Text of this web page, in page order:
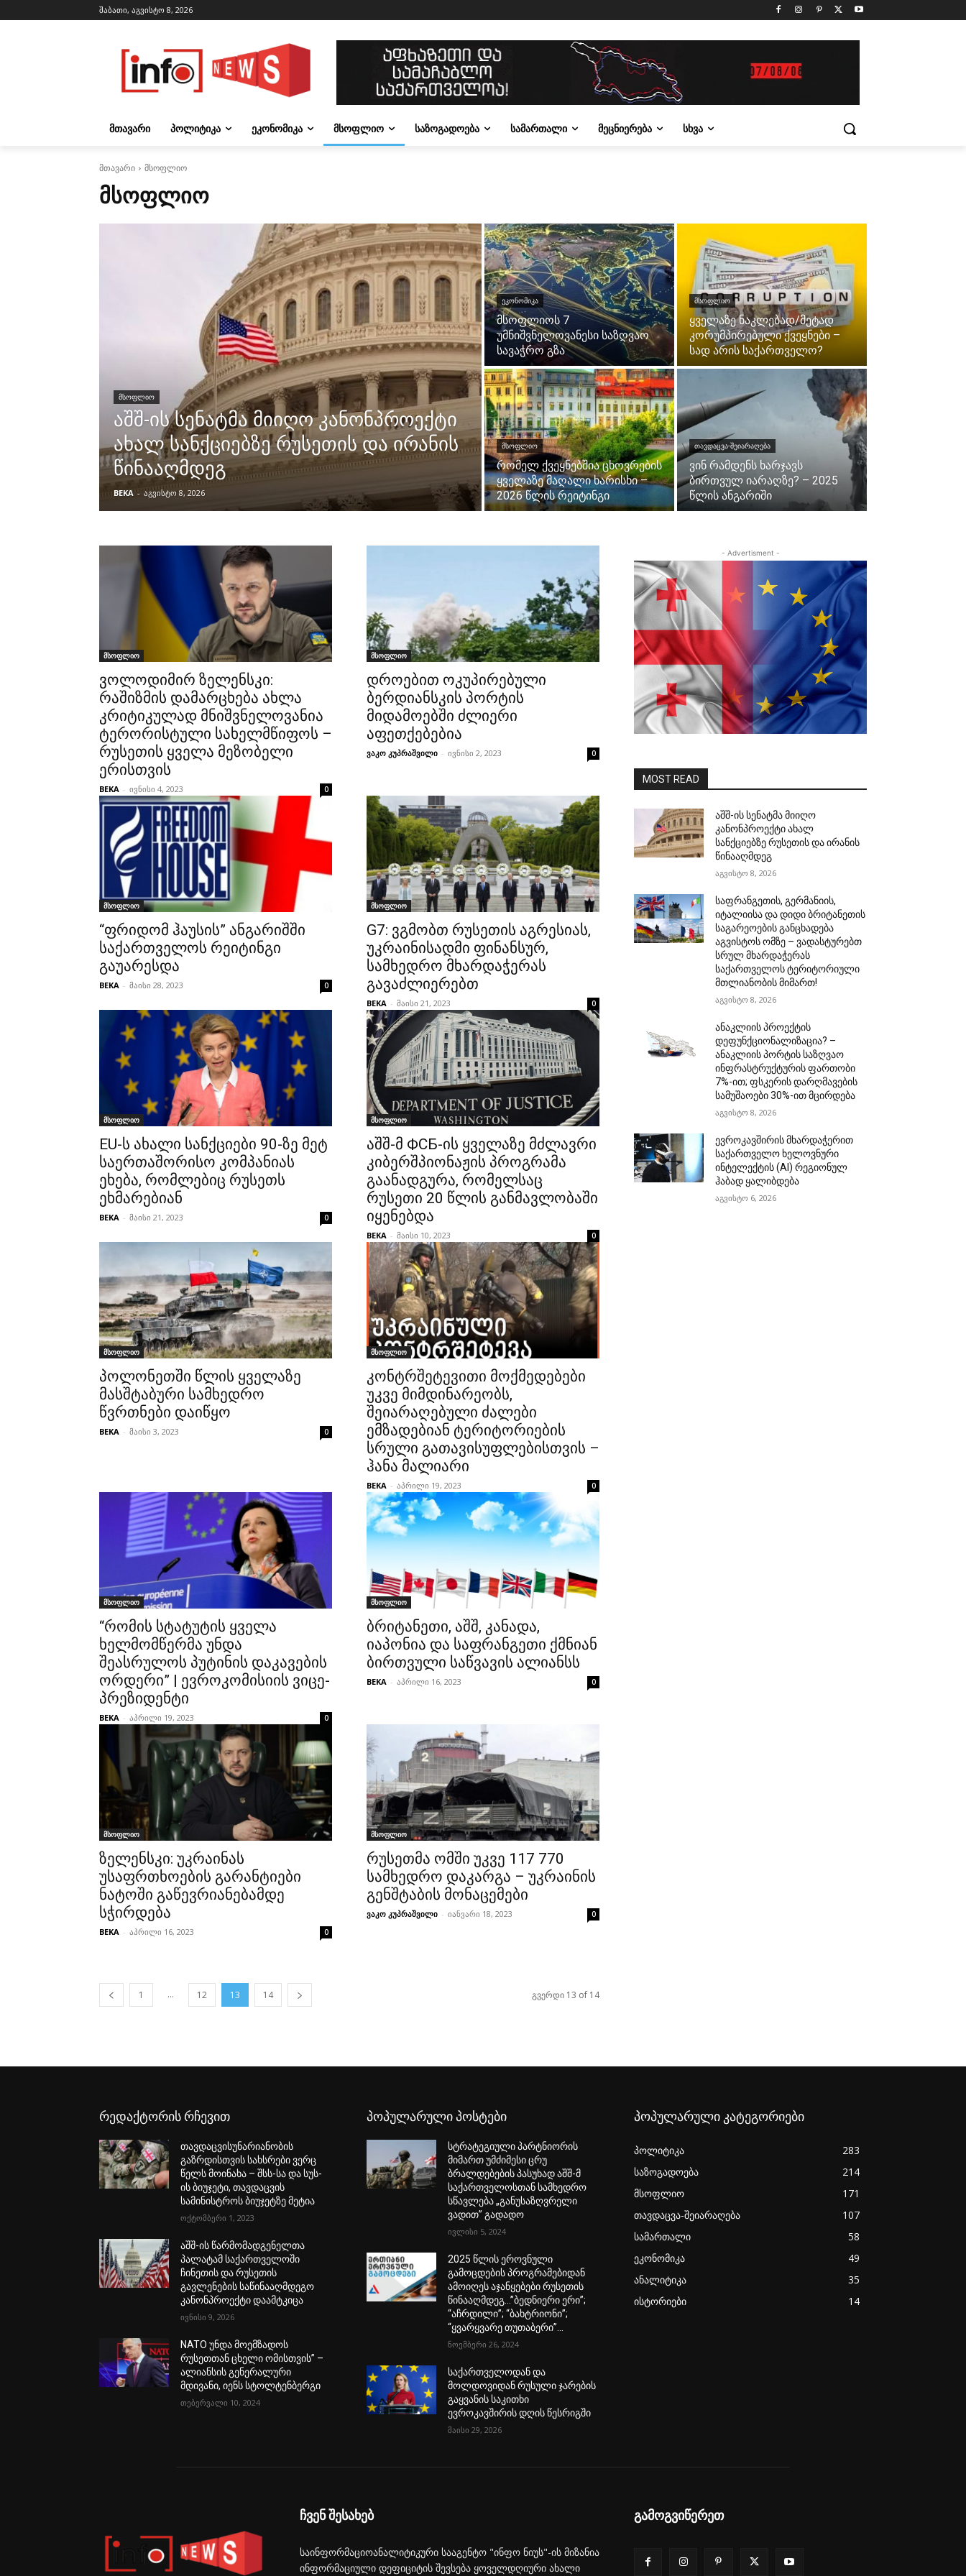
შაბათი, აგვისტო 8, 2026
ᲛᲗᲐᲕᲐᲠᲘ ᲞᲝᲚᲘᲢᲘᲙᲐ ᲔᲙᲝᲜᲝᲛᲘᲙᲐ ᲛᲡᲝᲤᲚᲘᲝ ᲡᲐᲖᲝᲒᲐᲓᲝᲔᲑᲐ ᲡᲐᲛᲐᲠᲗᲐᲚᲘ ᲛᲔᲪᲜᲘᲔᲠᲔᲑᲐ ᲡᲮᲕᲐ
მთავარი მსოფლიო
ᲛᲡᲝᲤᲚᲘᲝ
ᲛᲡᲝᲤᲚᲘᲝ
აშშ-ის სენატმა მიიღო კანონპროექტი
ახალ სანქციებზე რუსეთის და ირანის
წინააღმდეგ
BEKA - აგვისტო 8, 2026
ᲔᲙᲝᲜᲝᲛᲘᲙᲐ
მსოფლიოს 7
უმნიშვნელოვანესი საზღვაო
სავაჭრო გზა
ᲛᲡᲝᲤᲚᲘᲝ
ყველაზე ნაკლებად/მეტად
კორუმპირებული ქვეყნები –
სად არის საქართველო?
ᲛᲡᲝᲤᲚᲘᲝ
რომელ ქვეყნებშია ცხოვრების
ყველაზე მაღალი ხარისხი –
2026 წლის რეიტინგი
ᲗᲐᲕᲓᲐᲪᲕᲐ-ᲨᲔᲘᲐᲠᲐᲦᲔᲑᲐ
ვინ რამდენს ხარჯავს
ბირთვულ იარაღზე? – 2025
წლის ანგარიში
მსოფლიო
ვოლოდიმირ ზელენსკი:
რაშიზმის დამარცხება ახლა
კრიტიკულად მნიშვნელოვანია
ტერორისტული სახელმწიფოს –
რუსეთის ყველა მეზობელი
ერისთვის
BEKA - ივნისი 4, 2023 0
მსოფლიო
დროებით ოკუპირებული
ბერდიანსკის პორტის
მიდამოებში ძლიერი
აფეთქებებია
ვაკო კუპრაშვილი - ივნისი 2, 2023 0
მსოფლიო
“ფრიდომ ჰაუსის” ანგარიშში
საქართველოს რეიტინგი
გაუარესდა
BEKA - მაისი 28, 2023 0
მსოფლიო
G7: ვგმობთ რუსეთის აგრესიას,
უკრაინისადმი ფინანსურ,
სამხედრო მხარდაჭერას
გავაძლიერებთ
BEKA - მაისი 21, 2023 0
მსოფლიო
EU-ს ახალი სანქციები 90-ზე მეტ
საერთაშორისო კომპანიას
ეხება, რომლებიც რუსეთს
ეხმარებიან
BEKA - მაისი 21, 2023 0
მსოფლიო
აშშ-მ ФСБ-ის ყველაზე მძლავრი
კიბერშპიონაჟის პროგრამა
გაანადგურა, რომელსაც
რუსეთი 20 წლის განმავლობაში
იყენებდა
BEKA - მაისი 10, 2023 0
მსოფლიო
პოლონეთში წლის ყველაზე
მასშტაბური სამხედრო
წვრთნები დაიწყო
BEKA - მაისი 3, 2023 0
მსოფლიო
კონტრშეტევითი მოქმედებები
უკვე მიმდინარეობს,
შეიარაღებული ძალები
ემზადებიან ტერიტორიების
სრული გათავისუფლებისთვის –
ჰანა მალიარი
BEKA - აპრილი 19, 2023 0
მსოფლიო
“რომის სტატუტის ყველა
ხელმომწერმა უნდა
შეასრულოს პუტინის დაკავების
ორდერი” | ევროკომისიის ვიცე-
პრეზიდენტი
BEKA - აპრილი 19, 2023 0
მსოფლიო
ბრიტანეთი, აშშ, კანადა,
იაპონია და საფრანგეთი ქმნიან
ბირთვული საწვავის ალიანსს
BEKA - აპრილი 16, 2023 0
მსოფლიო
ზელენსკი: უკრაინას
უსაფრთხოების გარანტიები
ნატოში გაწევრიანებამდე
სჭირდება
BEKA - აპრილი 16, 2023 0
მსოფლიო
რუსეთმა ომში უკვე 117 770
სამხედრო დაკარგა – უკრაინის
გენშტაბის მონაცემები
ვაკო კუპრაშვილი - იანვარი 18, 2023 0
1 ... 12 13 14 გვერდი 13 of 14
- Advertisment -
MOST READ
აშშ-ის სენატმა მიიღო
კანონპროექტი ახალ
სანქციებზე რუსეთის და ირანის
წინააღმდეგ
აგვისტო 8, 2026
საფრანგეთის, გერმანიის,
იტალიისა და დიდი ბრიტანეთის
საგარეოების განცხადება
აგვისტოს ომზე – ვადასტურებთ
სრულ მხარდაჭერას
საქართველოს ტერიტორიული
მთლიანობის მიმართ!
აგვისტო 8, 2026
ანაკლიის პროექტის
დეფუნქციონალიზაცია? –
ანაკლიის პორტის საზღვაო
ინფრასტრუქტურის ფართობი
7%-ით; ფსკერის დარღმავების
სამუშაოები 30%-ით მცირდება
აგვისტო 8, 2026
ევროკავშირის მხარდაჭერით
საქართველო ხელოვნური
ინტელექტის (AI) რეგიონულ
ჰაბად ყალიბდება
აგვისტო 6, 2026
რედაქტორის რჩევით
თავდაცვისუნარიანობის
გაზრდისთვის სახსრები ვერც
წელს მოინახა – შსს-სა და სუს-
ის ბიუჯეტი, თავდაცვის
სამინისტროს ბიუჯეტზე მეტია
ოქტომბერი 1, 2023
აშშ-ის წარმომადგენელთა
პალატამ საქართველოში
ჩინეთის და რუსეთის
გავლენების საწინააღმდეგო
კანონპროექტი დაამტკიცა
ივნისი 9, 2026
NATO უნდა მოემზადოს
რუსეთთან ცხელი ომისთვის” –
ალიანსის გენერალური
მდივანი, იენს სტოლტენბერგი
თებერვალი 10, 2024
პოპულარული პოსტები
სტრატეგიული პარტნიორის
მიმართ უმძიმესი ცრუ
ბრალდებების პასუხად აშშ-მ
საქართველოსთან სამხედრო
სწავლება „განუსაზღვრელი
ვადით” გადადო
ივლისი 5, 2024
2025 წლის ეროვნული
გამოცდების პროგრამებიდან
ამოიღეს აჯანყებები რუსეთის
წინააღმდეგ…”ბედნიერი ერი”;
“აჩრდილი”; “ბახტრიონი”;
“ყვარყვარე თუთაბერი”…
ნოემბერი 26, 2024
საქართველოდან და
მოლდოვიდან რუსული ჯარების
გაყვანის საკითხი
ევროკავშირის დღის წესრიგში
მაისი 29, 2026
პოპულარული კატეგორიები
პოლიტიკა
283
საზოგადოება
214
მსოფლიო
171
თავდაცვა-შეიარაღება
107
სამართალი
58
ეკონომიკა
49
ანალიტიკა
35
ისტორიები
14
ჩვენ შესახებ
საინფორმაციოანალიტიკური სააგენტო "ინფო ნიუს"-ის მიზანია
ინფორმაციული დეფიციტის შევსება ყოველდღიური ახალი
გამოგვიწერეთ